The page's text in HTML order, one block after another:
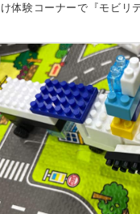
け体験コーナーで『モビリ